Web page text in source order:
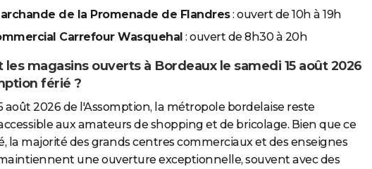
de la Promenade de Flandres: ouvert de 10h à 19h
Carrefour Wasquehal : ouvert de 8h30 à 20h
les magasins ouverts à Bordeaux le samedi 15 août 2026
férié ?
août 2026 de l'Assomption, la métropole bordelaise reste
aux amateurs de shopping et de bricolage. Bien que ce
la majorité des grands centres commerciaux et des enseignes
une ouverture exceptionnelle, souvent avec des